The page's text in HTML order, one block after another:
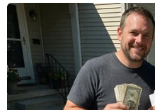
dụng iOS 12.5.2 trở
Apple Watch Series 4
watchOS 9 trở lên.
đôi với iPhone 8 trở
Một số tính năng có